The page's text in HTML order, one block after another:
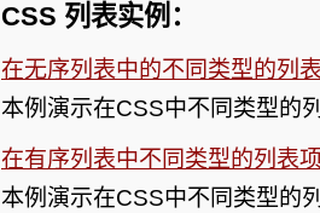
CSS 列表实例：
在无序列表中的不同类型的列
本例演示在CSS中不同类型的
在有序列表中不同类型的列表
本例演示在CSS中不同类型的